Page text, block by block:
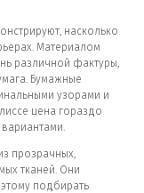
насколько
Материалом
различной фактуры,
Бумажные
узорами и
цена гораздо
прозрачных,
тканей. Они
подбирать